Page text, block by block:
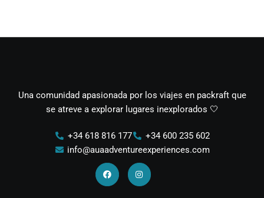
Una comunidad apasionada por los viajes en packraft que
se atreve a explorar lugares inexplorados 🤍
+34 618 816 177
+34 600 235 602
info@auaadventureexperiences.com